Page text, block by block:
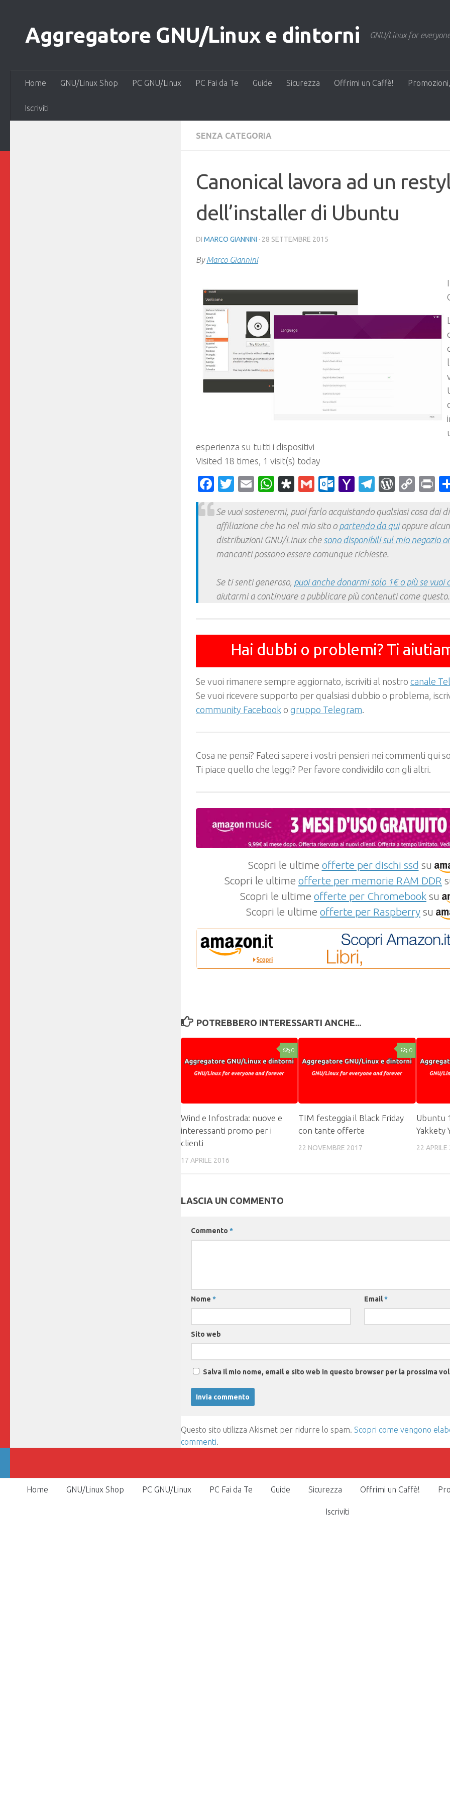
Aggregatore GNU/Linux e dintorni GNU/Linux for
Home GNU/Linux Shop PC GNU/Linux PC Fai da Te Guide Sicurezza Offrimi un Caffè!
Iscriviti
SENZA CATEGORIA
Canonical lavora ad un
dell’installer di Ubuntu
DI MARCO GIANNINI · 28 SETTEMBRE 2015
ByMarco Giannini
esperienza su tutti i dispositivi
Visited 18 times, 1 visit(s) today
Facebook
Twitter
EmailWhatsApp
Diaspora
GmailOutlook.com
YahooTelegram
Se vuoi sostenermi, puoi farlo acquistando qualsiasi cosa dai
affiliazione che ho nel mio sito o partendo da quioppure
distribuzioni GNU/Linux che sono disponibili sul mio negozio
mancanti possono essere comunque richieste.
Se ti senti generoso, puoi anche donarmi solo 1€ o più se vuoi
aiutarmi a continuare a pubblicare più contenuti come
Hai dubbi o problemi? Ti
Se vuoi rimanere sempre aggiornato, iscriviti al nostro canale
Se vuoi ricevere supporto per qualsiasi dubbio o problema,
community Facebook o gruppo Telegram.
Cosa ne pensi? Fateci sapere i vostri pensieri nei commenti qui
Ti piace quello che leggi? Per favore condividilo con gli altri.
Scopri le ultime offerte per dischi ssd su
Scopri le ultime offerte per memorie RAM DDR
Scopri le ultime offerte per Chromebook su
Scopri le ultime offerte per Raspberry su
POTREBBERO INTERESSARTI ANCHE...
0
Wind e Infostrada: nuove e
interessanti promo per i
clienti
17 APRILE 2016
0
TIM festeggia il Black Friday
con tante offerte
22 NOVEMBRE 2017
Ubuntu
Yakkety
22
LASCIA UN COMMENTO
Commento *
Nome * Email*
Sito web
Salva il mio nome, email e sito web in questo browser per la prossima
Questo sito utilizza Akismet per ridurre lo spam. Scopri come vengono
commenti.
Home GNU/Linux Shop PC GNU/Linux PC Fai da Te Guide Sicurezza Offrimi un Caffè!
Iscriviti